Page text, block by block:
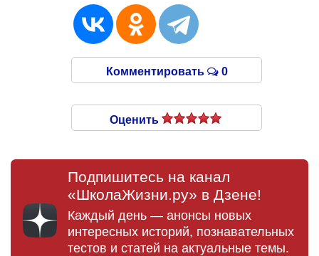
Комментировать 0
Оценить
Подпишитесь на канал
«ШколаЖизни.ру» в Дзене!
Каждый день — анонсы новых
интересных историй, познавательных
тестов и статей на актуальные темы.